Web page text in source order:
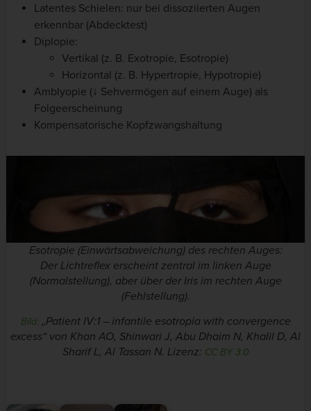
Latentes Schielen: nur bei dissoziierten Augen
erkennbar (Abdecktest)
Diplopie:
Vertikal (z. B. Exotropie, Esotropie)
Horizontal (z. B. Hypertropie, Hypotropie)
Amblyopie (↓ Sehvermögen auf einem Auge) als
Folgeerscheinung
Kompensatorische Kopfzwangshaltung
Esotropie (Einwärtsabweichung) des rechten Auges:
Der Lichtreflex erscheint zentral im linken Auge
(Normalstellung), aber über der Iris im rechten Auge
(Fehlstellung).
Bild:„Patient IV:1 – infantile esotropia with convergence
excess“ von Khan AO, Shinwari J, Abu Dhaim N, Khalil D, Al
Sharif L, Al Tassan N. Lizenz: CC BY 3.0